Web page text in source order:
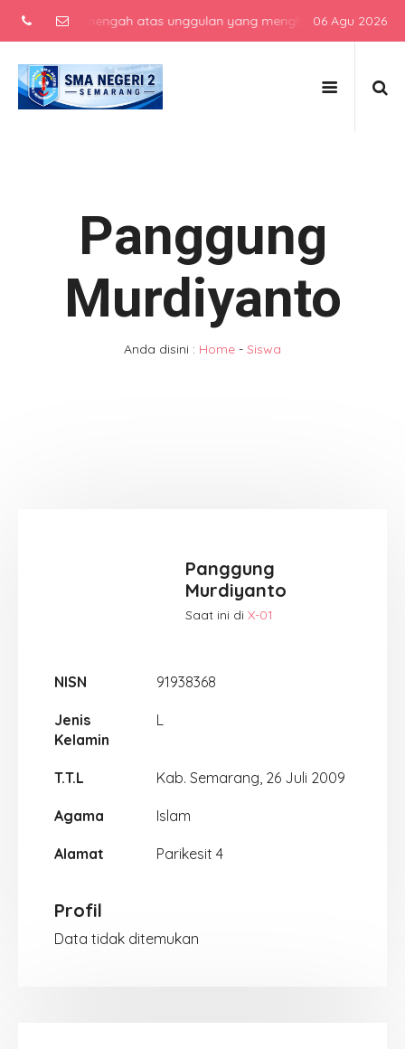
sekolah menengah atas unggulan yang menghasilkan lulusan
06 Agu 2026
Panggung
Murdiyanto
Anda disini : Home - Siswa
Panggung
Murdiyanto
Saat ini di X-01
NISN 91938368
Jenis
Kelamin
L
T.T.L Kab. Semarang, 26 Juli 2009
Agama Islam
Alamat Parikesit 4
Profil
Data tidak ditemukan